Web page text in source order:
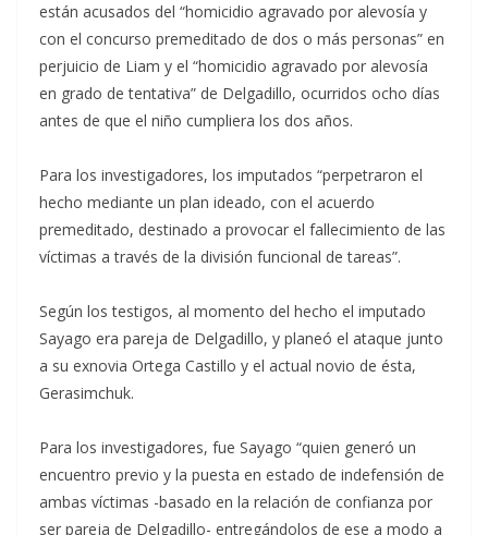
están acusados del “homicidio agravado por alevosía y
con el concurso premeditado de dos o más personas” en
perjuicio de Liam y el “homicidio agravado por alevosía
en grado de tentativa” de Delgadillo, ocurridos ocho días
antes de que el niño cumpliera los dos años.
Para los investigadores, los imputados “perpetraron el
hecho mediante un plan ideado, con el acuerdo
premeditado, destinado a provocar el fallecimiento de las
víctimas a través de la división funcional de tareas”.
Según los testigos, al momento del hecho el imputado
Sayago era pareja de Delgadillo, y planeó el ataque junto
a su exnovia Ortega Castillo y el actual novio de ésta,
Gerasimchuk.
Para los investigadores, fue Sayago “quien generó un
encuentro previo y la puesta en estado de indefensión de
ambas víctimas -basado en la relación de confianza por
ser pareja de Delgadillo- entregándolos de ese a modo a